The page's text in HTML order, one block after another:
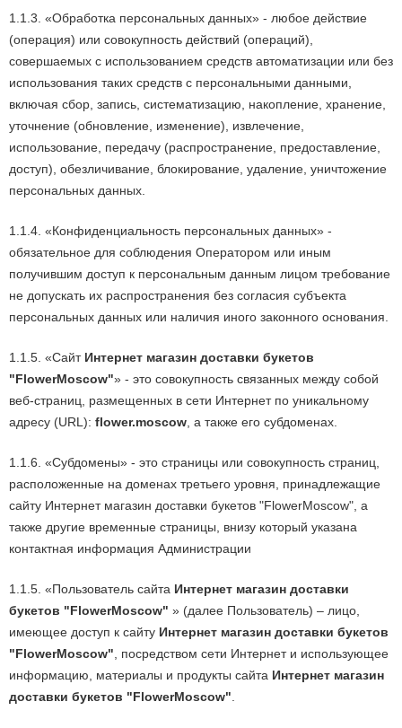
1.1.3. «Обработка персональных данных» - любое действие
(операция) или совокупность действий (операций),
совершаемых с использованием средств автоматизации или без
использования таких средств с персональными данными,
включая сбор, запись, систематизацию, накопление, хранение,
уточнение (обновление, изменение), извлечение,
использование, передачу (распространение, предоставление,
доступ), обезличивание, блокирование, удаление, уничтожение
персональных данных.
1.1.4. «Конфиденциальность персональных данных» -
обязательное для соблюдения Оператором или иным
получившим доступ к персональным данным лицом требование
не допускать их распространения без согласия субъекта
персональных данных или наличия иного законного основания.
1.1.5. «Сайт Интернет магазин доставки букетов
"FlowerMoscow"» - это совокупность связанных между собой
веб-страниц, размещенных в сети Интернет по уникальному
адресу (URL): flower.moscow , а также его субдоменах.
1.1.6. «Субдомены» - это страницы или совокупность страниц,
расположенные на доменах третьего уровня, принадлежащие
сайту Интернет магазин доставки букетов "FlowerMoscow", а
также другие временные страницы, внизу который указана
контактная информация Администрации
1.1.5. «Пользователь сайта Интернет магазин доставки
букетов "FlowerMoscow" » (далее Пользователь) – лицо,
имеющее доступ к сайту Интернет магазин доставки букетов
"FlowerMoscow" , посредством сети Интернет и использующее
информацию, материалы и продукты сайта Интернет магазин
доставки букетов "FlowerMoscow"